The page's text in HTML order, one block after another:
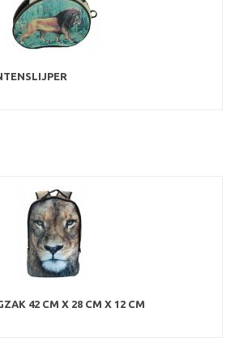
42 CM X 28 CM X 12 CM